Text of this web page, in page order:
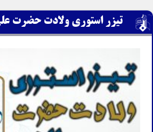
تیزر استوری ولادت حضرت